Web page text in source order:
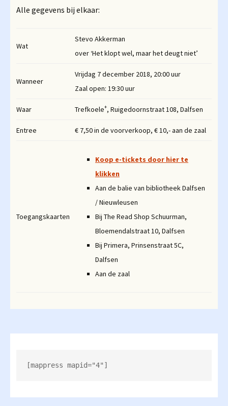
Alle gegevens bij elkaar:
Wat
Stevo Akkerman
over ‘Het klopt wel, maar het deugt niet’
Wanneer
Vrijdag 7 december 2018, 20:00 uur
Zaal open: 19:30 uur
Waar Trefkoele+, Ruigedoornstraat 108, Dalfsen
Entree € 7,50 in de voorverkoop, € 10,- aan de zaal
Toegangskaarten
Koop e-tickets door hier te
klikken
Aan de balie van bibliotheek Dalfsen
/ Nieuwleusen
Bij The Read Shop Schuurman,
Bloemendalstraat 10, Dalfsen
Bij Primera, Prinsenstraat 5C,
Dalfsen
Aan de zaal
[mappress mapid="4"]